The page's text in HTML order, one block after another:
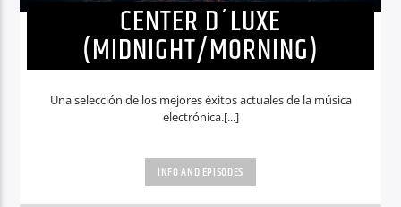
CENTER D´LUXE
(MIDNIGHT/MORNING)
Una selección de los mejores éxitos actuales de la música
electrónica.[...]
INFO AND EPISODES